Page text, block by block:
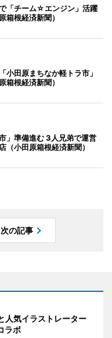
「チーム☆エンジン」活躍
箱根経済新聞）
小田原まちなか軽トラ市」
箱根経済新聞）
」準備進む 3人兄弟で運営
（小田原箱根経済新聞）
次の記事
人気イラストレーター
ラボ